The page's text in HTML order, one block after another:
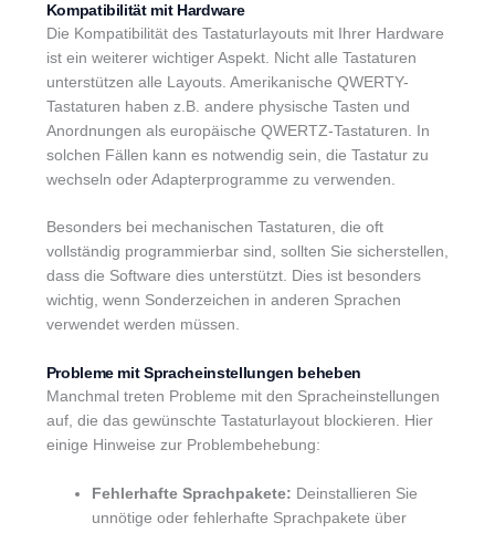
Kompatibilität mit Hardware
Die Kompatibilität des Tastaturlayouts mit Ihrer Hardware
ist ein weiterer wichtiger Aspekt. Nicht alle Tastaturen
unterstützen alle Layouts. Amerikanische QWERTY-
Tastaturen haben z.B. andere physische Tasten und
Anordnungen als europäische QWERTZ-Tastaturen. In
solchen Fällen kann es notwendig sein, die Tastatur zu
wechseln oder Adapterprogramme zu verwenden.
Besonders bei mechanischen Tastaturen, die oft
vollständig programmierbar sind, sollten Sie sicherstellen,
dass die Software dies unterstützt. Dies ist besonders
wichtig, wenn Sonderzeichen in anderen Sprachen
verwendet werden müssen.
Probleme mit Spracheinstellungen beheben
Manchmal treten Probleme mit den Spracheinstellungen
auf, die das gewünschte Tastaturlayout blockieren. Hier
einige Hinweise zur Problembehebung:
Fehlerhafte Sprachpakete: Deinstallieren Sie
unnötige oder fehlerhafte Sprachpakete über